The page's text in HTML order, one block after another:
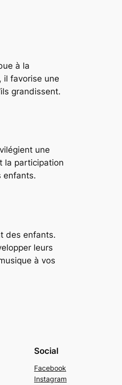
à la
il favorise une
grandissent.
une
la participation
enfants.
des enfants.
leurs
à vos
Social
Facebook
Instagram